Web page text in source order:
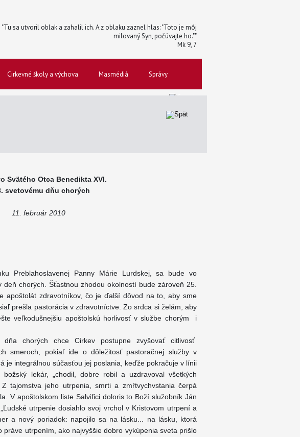
"Tu sa utvoril oblak a zahalil ich. A z oblaku zaznel hlas: "Toto je môj
milovaný Syn, počúvajte ho.""
Mk 9, 7
Cirkevné školy a výchova Masmédiá Správy
Svätého Otca Benedikta XVI.
svetovému dňu chorých
11. február 2010
Preblahoslavenej Panny Márie Lurdskej, sa bude vo
chorých. Šťastnou zhodou okolností bude zároveň 25.
apoštolát zdravotníkov, čo je ďalší dôvod na to, aby sme
prešla pastorácia v zdravotníctve. Zo srdca si želám, aby
veľkodušnejšiu apoštolskú horlivosť v službe chorým i
dňa chorých chce Cirkev postupne zvyšovať citlivosť
smeroch, pokiaľ ide o dôležitosť pastoračnej služby v
je integrálnou súčasťou jej poslania, keďže pokračuje v línii
lekár, „chodil, dobre robil a uzdravoval všetkých
tajomstva jeho utrpenia, smrti a zmŕtvychvstania čerpá
V apoštolskom liste Salvifici doloris to Boží služobník Ján
utrpenie dosiahlo svoj vrchol v Kristovom utrpení a
a nový poriadok: napojilo sa na lásku... na lásku, ktorá
utrpením, ako najvyššie dobro vykúpenia sveta prišlo